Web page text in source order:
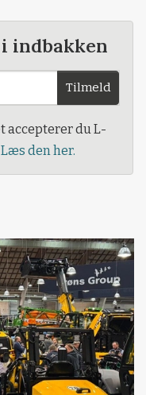
indbakken
Tilmeld
accepterer du L-
Læs den her.